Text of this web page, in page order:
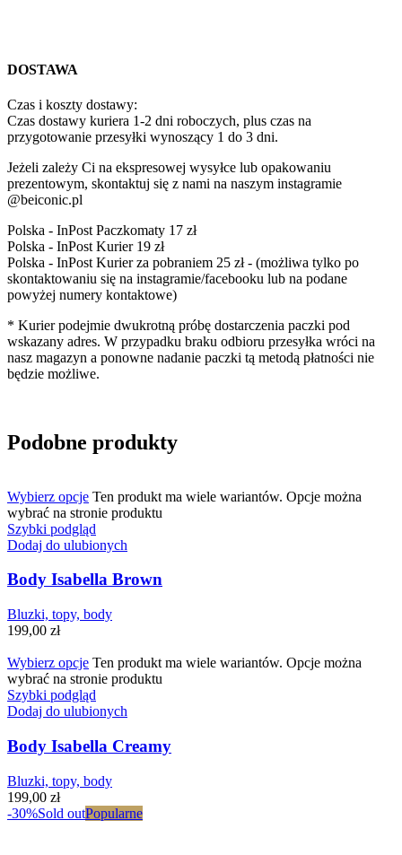
DOSTAWA
Czas i koszty dostawy:
Czas dostawy kuriera 1-2 dni roboczych, plus czas na
przygotowanie przesyłki wynoszący 1 do 3 dni.
Jeżeli zależy Ci na ekspresowej wysyłce lub opakowaniu
prezentowym, skontaktuj się z nami na naszym instagramie
@beiconic.pl
Polska - InPost Paczkomaty 17 zł
Polska - InPost Kurier 19 zł
Polska - InPost Kurier za pobraniem 25 zł - (możliwa tylko po
skontaktowaniu się na instagramie/facebooku lub na podane
powyżej numery kontaktowe)
* Kurier podejmie dwukrotną próbę dostarczenia paczki pod
wskazany adres. W przypadku braku odbioru przesyłka wróci na
nasz magazyn a ponowne nadanie paczki tą metodą płatności nie
będzie możliwe.
Podobne produkty
Wybierz opcje Ten produkt ma wiele wariantów. Opcje można
wybrać na stronie produktu
Szybki podgląd
Dodaj do ulubionych
Body Isabella Brown
Bluzki, topy, body
199,00 zł
Wybierz opcje Ten produkt ma wiele wariantów. Opcje można
wybrać na stronie produktu
Szybki podgląd
Dodaj do ulubionych
Body Isabella Creamy
Bluzki, topy, body
199,00 zł
-30%Sold outPopularne